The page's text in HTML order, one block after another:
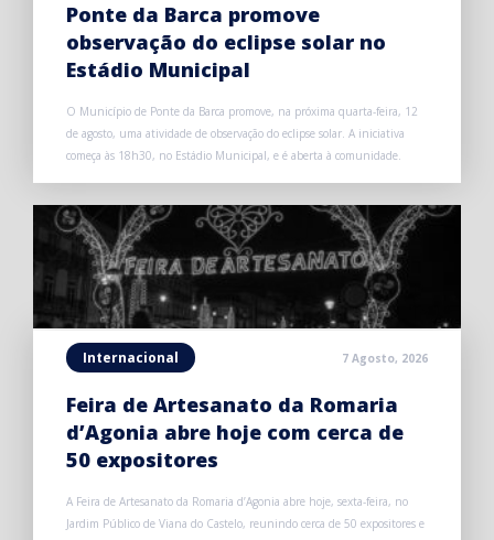
Ponte da Barca promove
observação do eclipse solar no
Estádio Municipal
O Município de Ponte da Barca promove, na próxima quarta-feira, 12
de agosto, uma atividade de observação do eclipse solar. A iniciativa
começa às 18h30, no Estádio Municipal, e é aberta à comunidade.
Internacional 7 Agosto, 2026
Feira de Artesanato da Romaria
d’Agonia abre hoje com cerca de
50 expositores
A Feira de Artesanato da Romaria d’Agonia abre hoje, sexta-feira, no
Jardim Público de Viana do Castelo, reunindo cerca de 50 expositores e